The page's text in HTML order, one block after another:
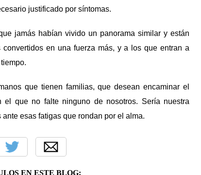
justificado por síntomas.
jamás habían vivido un panorama similar y están
en una fuerza más, y a los que entran a
que tienen familias, que desean encaminar el
que no falte ninguno de nosotros. Sería nuestra
esas fatigas que rondan por el alma.
EN ESTE BLOG: